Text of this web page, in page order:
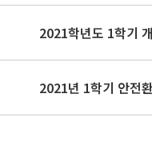
2021학년도 1학기